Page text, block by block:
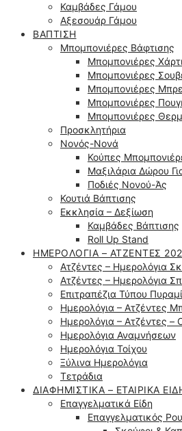
Καμβάδες Γάμου
Αξεσουάρ Γάμου
ΒΆΠΤΙΣΗ
Μπομπονιέρες Βάφτισης
Μπομπονιέρες
Μπομπονιέρες
Μπομπονιέρες
Μπομπονιέρες
Μπομπονιέρες
Προσκλητήρια
Νονός-Νονά
Κούπες
Μαξιλάρια Δώρου
Ποδιές Νονού-Άς
Κουτιά Βάπτισης
Εκκλησία – Δεξίωση
Καμβάδες Βάπτισης
Roll Up Stand
ΗΜΕΡΟΛΌΓΙΑ – ΑΤΖΈΝΤΕΣ
Ατζέντες – Ημερολόγια
Ατζέντες – Ημερολόγια
Επιτραπέζια Τύπου
Ημερολόγια – Ατζέντες
Ημερολόγια – Ατζέντες –
Ημερολόγια Αναμνήσεων
Ημερολόγια Τοίχου
Ξύλινα Ημερολόγια
Τετράδια
ΔΙΑΦΗΜΙΣΤΙΚΆ – ΕΤΑΙΡΙΚΆ
Επαγγελματικά Είδη
Επαγγελματικός